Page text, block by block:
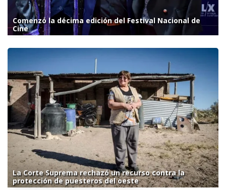
Comenzó la décima edición del Festival Nacional de
Cine
La Corte Suprema rechazó un recurso contra la
protección de puesteros del oeste